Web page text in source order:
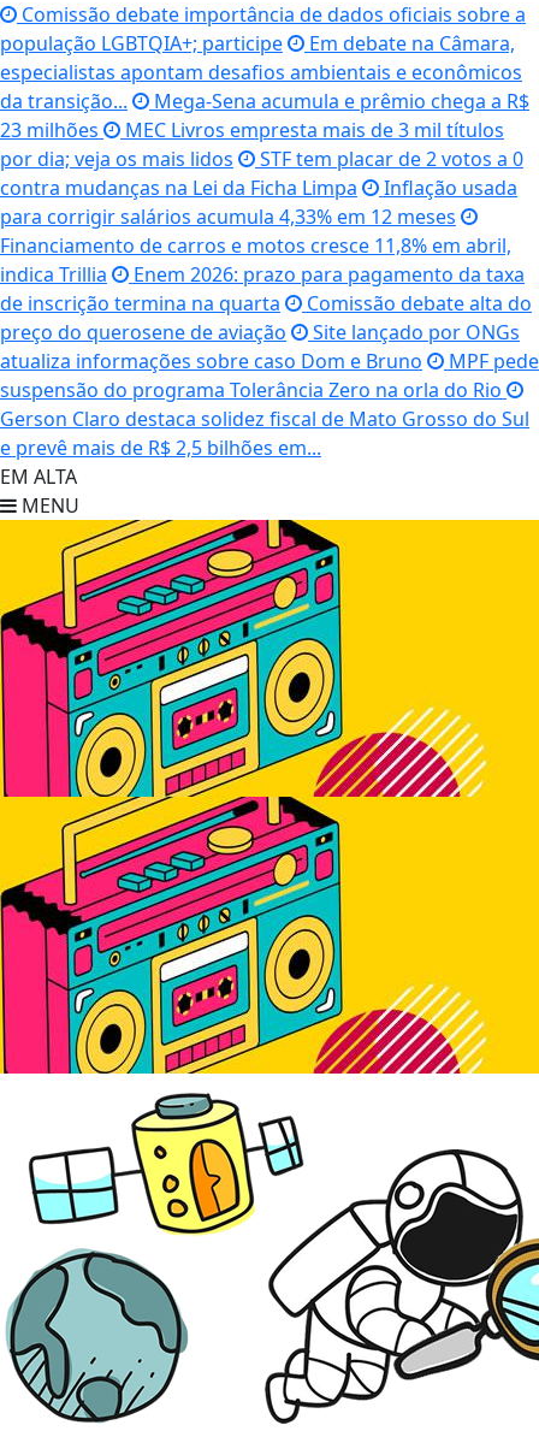
Comissão debate importância de dados oficiais sobre a
população LGBTQIA+; participe
Em debate na Câmara,
especialistas apontam desafios ambientais e econômicos
da transição...
Mega-Sena acumula e prêmio chega a R$
23 milhões
MEC Livros empresta mais de 3 mil títulos
por dia; veja os mais lidos
STF tem placar de 2 votos a 0
contra mudanças na Lei da Ficha Limpa
Inflação usada
para corrigir salários acumula 4,33% em 12 meses
Financiamento de carros e motos cresce 11,8% em abril,
indica Trillia
Enem 2026: prazo para pagamento da taxa
de inscrição termina na quarta
Comissão debate alta do
preço do querosene de aviação
Site lançado por ONGs
atualiza informações sobre caso Dom e Bruno
MPF pede
suspensão do programa Tolerância Zero na orla do Rio
Gerson Claro destaca solidez fiscal de Mato Grosso do Sul
e prevê mais de R$ 2,5 bilhões em...
EM ALTA
MENU